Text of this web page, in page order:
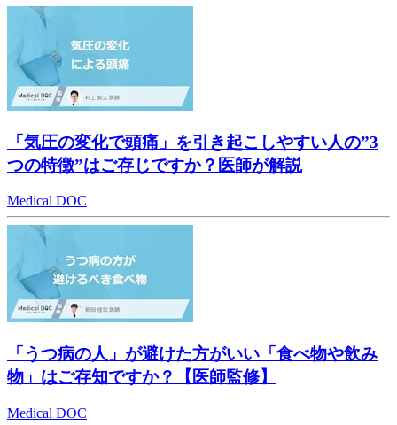
「気圧の変化で頭痛」を引き起こしやすい人の”3
つの特徴”はご存じですか？医師が解説
Medical DOC
「うつ病の人」が避けた方がいい「食べ物や飲み
物」はご存知ですか？【医師監修】
Medical DOC